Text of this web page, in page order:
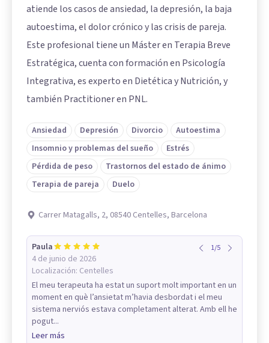
atiende los casos de ansiedad, la depresión, la baja
autoestima, el dolor crónico y las crisis de pareja.
Este profesional tiene un Máster en Terapia Breve
Estratégica, cuenta con formación en Psicología
Integrativa, es experto en Dietética y Nutrición, y
también Practitioner en PNL.
Ansiedad Depresión Divorcio
Autoestima
Insomnio y problemas del sueño
Estrés
Pérdida de peso
Trastornos del estado de ánimo
Terapia de pareja
Duelo
Carrer Matagalls, 2, 08540 Centelles, Barcelona
Paula
4 de junio de 2026
Localización: Centelles
1/5
El meu terapeuta ha estat un suport molt important en un
moment en què l’ansietat m’havia desbordat i el meu
sistema nerviós estava completament alterat. Amb ell he
pogut...
Leer más